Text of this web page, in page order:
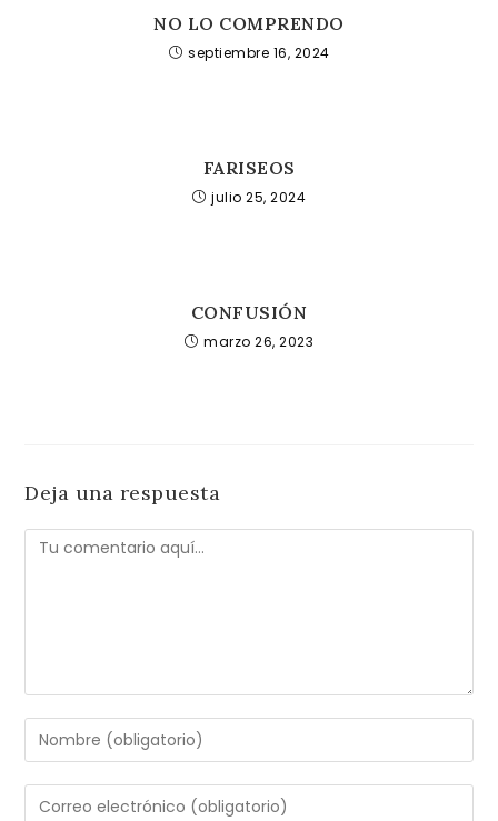
NO LO COMPRENDO
septiembre 16, 2024
FARISEOS
julio 25, 2024
CONFUSIÓN
marzo 26, 2023
Deja una respuesta
Comentario
Introduce
tu
nombre
Introduce